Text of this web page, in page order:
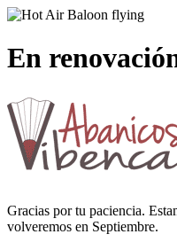
En
Gracias por tu paciencia.
volveremos en Septiembre.